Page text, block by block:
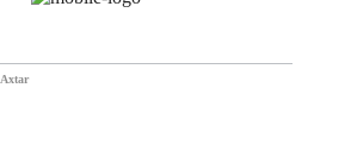
Axtar